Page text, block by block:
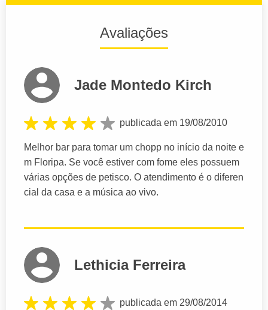
Avaliações
Jade Montedo Kirch
publicada em 19/08/2010
Melhor bar para tomar um chopp no início da noite e
m Floripa. Se você estiver com fome eles possuem
várias opções de petisco. O atendimento é o diferen
cial da casa e a música ao vivo.
Lethicia Ferreira
publicada em 29/08/2014